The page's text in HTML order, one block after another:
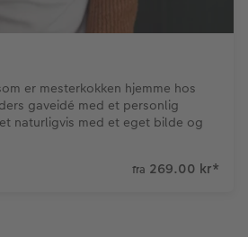
er mesterkokken hjemme hos
gaveidé med et personlig
naturligvis med et eget bilde og
fra 269.00 kr*